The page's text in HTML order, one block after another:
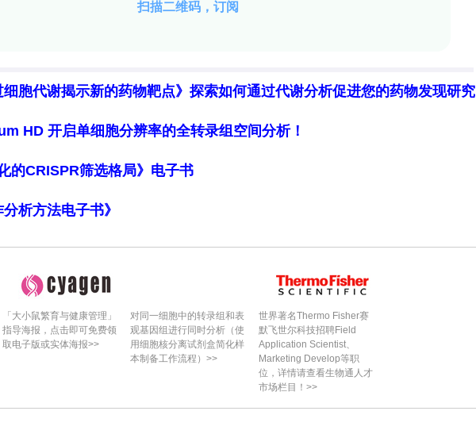
胞代谢揭示新的药物靶点》探索如何通过代谢分析促进您的药物发现研究
HD 开启单细胞分辨率的全转录组空间分析！
的CRISPR筛选格局》电子书
析方法电子书》
「大小鼠繁育与健康管理」
指导海报，点击即可免费领
取电子版或实体海报>>
对同一细胞中的转录组和表
观基因组进行同时分析（使
用细胞核分离试剂盒简化样
本制备工作流程）>>
世界著名Thermo Fisher赛
默飞世尔科技招聘Field
Application Scientist、
Marketing Develop等职
位，详情请查看生物通人才
市场栏目！>>